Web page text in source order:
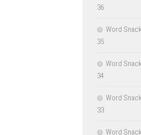
36
Word
35
Word
34
Word
33
Word